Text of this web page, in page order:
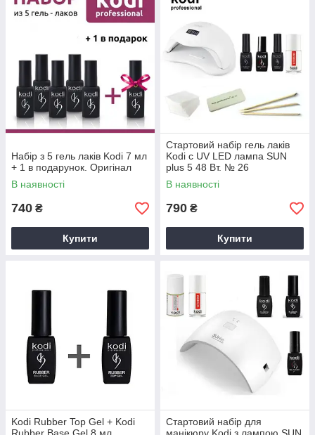
Набір з 5 гель лаків Kodi 7 мл
+ 1 в подарунок. Оригінал
В наявності
740 ₴
Купити
Стартовий набір гель лаків
Kodi c UV LED лампа SUN
plus 5 48 Вт. № 26
В наявності
790 ₴
Купити
Kodi Rubber Top Gel + Kodi
Стартовий набір для